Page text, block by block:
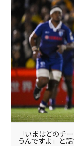
「いまはどのチ
うんですよ」と